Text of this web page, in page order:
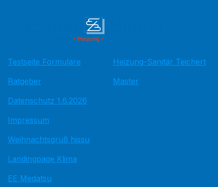
Testseite Formulare
Ratgeber
Datenschutz 1.6.2026
Impressum
Weihnachtsgruß hissu
Landingpage Klima
EE Medatsu
Heizung-Sanitär Teichert
Master